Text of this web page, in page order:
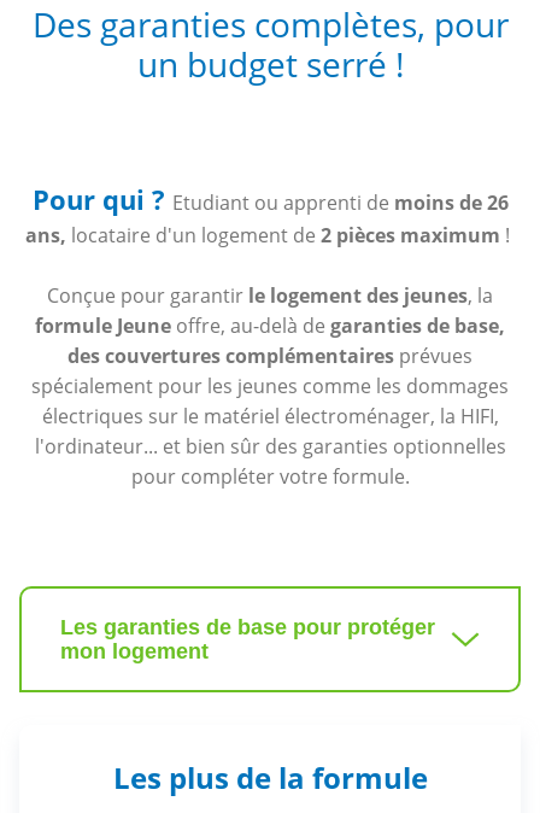
Des garanties complètes, pour
un budget serré !
Pour qui ? Etudiant ou apprenti de moins de 26
ans, locataire d'un logement de 2 pièces maximum !
Conçue pour garantir le logement des jeunes, la
formule Jeune offre, au-delà de garanties de base,
des couvertures complémentaires prévues
spécialement pour les jeunes comme les dommages
électriques sur le matériel électroménager, la HIFI,
l'ordinateur... et bien sûr des garanties optionnelles
pour compléter votre formule.
Les garanties de base pour protéger
mon logement
Les plus de la formule